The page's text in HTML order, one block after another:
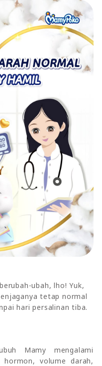
ubah, lho! Yuk,
tetap normal
hari persalinan tiba.
Mamy mengalami
hormon, volume darah,